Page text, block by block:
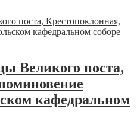
Великого поста,
кафедральном